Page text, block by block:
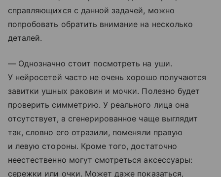
справляющихся с данной задачей, можно
попробовать обратить внимание на несколько
деталей.
— Однозначно стоит посмотреть на уши.
У нейросетей часто не очень хорошо получаются
завитки ушных раковин и мочки. Полезно будет
проверить симметрию. У реального лица она
отсутствует, а сгенерированное чаще выглядит
так, словно его отразили, поменяли правую
и левую стороны. Кроме того, достаточно
неестественно могут смотреться аксессуары:
сережки или очки. Может даже показаться,